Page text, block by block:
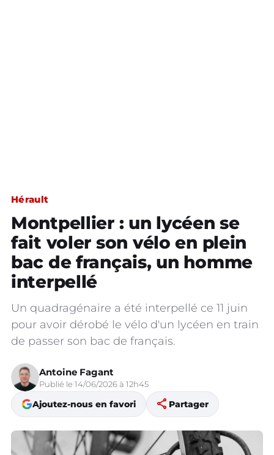
Hérault
Montpellier : un lycéen se
fait voler son vélo en plein
bac de français, un homme
interpellé
Un quadragénaire a été interpellé ce 11 juin
pour avoir dérobé le vélo d'un lycéen en train
de passer son bac de français.
Antoine Fagant
Publié le 14/06/2026 à 12h45
Ajoutez-nous en favori share Partager